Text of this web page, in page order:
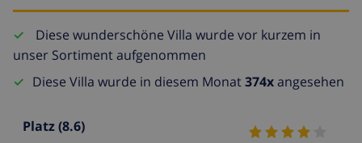
Diese wunderschöne Villa wurde vor kurzem in
unser Sortiment aufgenommen
Diese Villa wurde in diesem Monat374xangesehen
Platz(8.6)